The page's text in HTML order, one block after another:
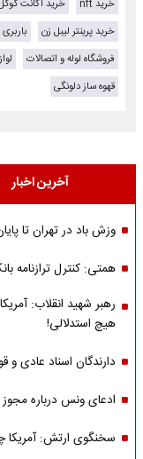
خرید nft
خرید اکانت
خرید پرینتر لیبل زن
باربری
فروشگاه لوله و اتصالات
قهوه ساز دلونگی
آخرین اخبار
وزش باد در تهران تا
همتی: کنترل ترازنامه
رهبر شهید انقلاب:
هیچ استدلالی!
دارندگان اسناد عادی و
ادعای ونس درباره مجوز
سخنگوی ارتش: آمریکا